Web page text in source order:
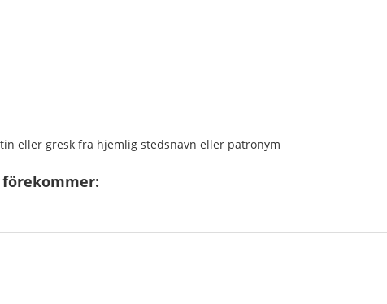
eller gresk fra hjemlig stedsnavn eller patronym